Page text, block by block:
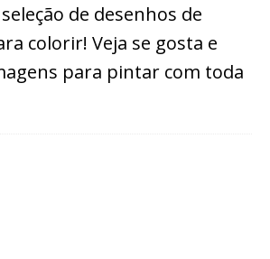
de desenhos de
colorir! Veja se gosta e
para pintar com toda